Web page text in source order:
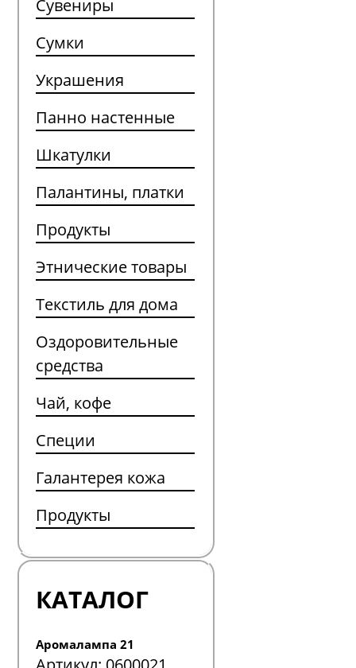
Сувениры
Сумки
Украшения
Панно настенные
Шкатулки
Палантины, платки
Продукты
Этнические товары
Текстиль для дома
Оздоровительные
средства
Чай, кофе
Специи
Галантерея кожа
Продукты
КАТАЛОГ
Аромалампа 21